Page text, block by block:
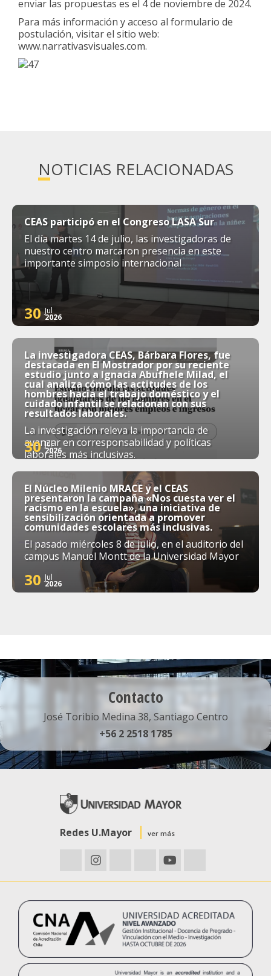
enviar las propuestas es el 4 de noviembre de 2024.
Para más información y acceso al formulario de
postulación, visitar el sitio web:
www.narrativasvisuales.com.
NOTICIAS RELACIONADAS
CEAS participó en el Congreso LASA Sur
El día martes 14 de julio, las investigadoras de
nuestro centro marcaron presencia en este
importante simposio internacional
30 Jul
2026
La investigadora CEAS, Bárbara Flores, fue
destacada en El Mostrador por su reciente
estudio junto a Ignacia Abufhele Milad, el
cual analiza cómo las actitudes de los
hombres hacia el trabajo doméstico y el
cuidado infantil se relacionan con sus
resultados laborales.
La investigación releva la importancia de
avanzar en corresponsabilidad y políticas
laborales más inclusivas.
30 Jul
2026
El Núcleo Milenio MRACE y el CEAS
presentaron la campaña «Nos cuesta ver el
racismo en la escuela», una iniciativa de
sensibilización orientada a promover
comunidades escolares más inclusivas.
El pasado miércoles 8 de julio, en el auditorio del
campus Manuel Montt de la Universidad Mayor
30 Jul
2026
Contacto
José Toribio Medina 38, Santiago Centro
+56 2 2518 1785
Redes U.Mayor ver más